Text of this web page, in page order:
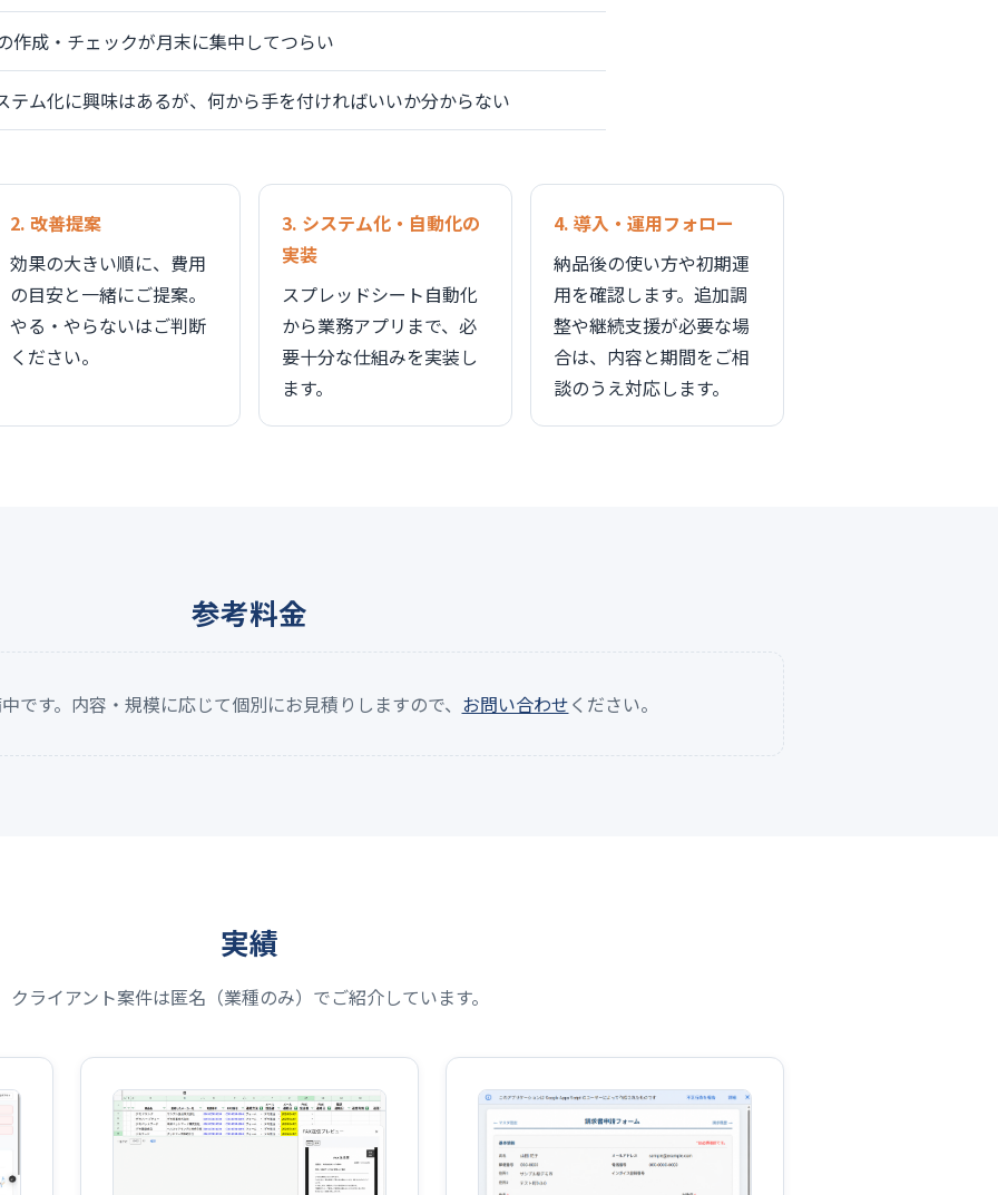
作成・チェックが月末に集中してつらい
テム化に興味はあるが、何から手を付ければいいか分からない
2. 改善提案
効果の大きい順に、費用
の目安と一緒にご提案。
やる・やらないはご判断
ください。
3. システム化・自動化の
実装
スプレッドシート自動化
から業務アプリまで、必
要十分な仕組みを実装し
ます。
4. 導入・運用フォロー
納品後の使い方や初期運
用を確認します。追加調
整や継続支援が必要な場
合は、内容と期間をご相
談のうえ対応します。
参考料金
です。内容・規模に応じて個別にお見積りしますので、 お問い合わせください。
実績
クライアント案件は匿名（業種のみ）でご紹介しています。